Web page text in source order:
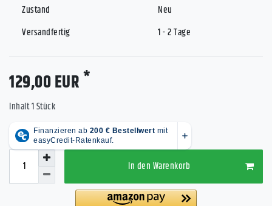
Zustand
Versandfertig
Neu
1 - 2 Tage
129,00 EUR *
Inhalt1Stück
In den Warenkorb